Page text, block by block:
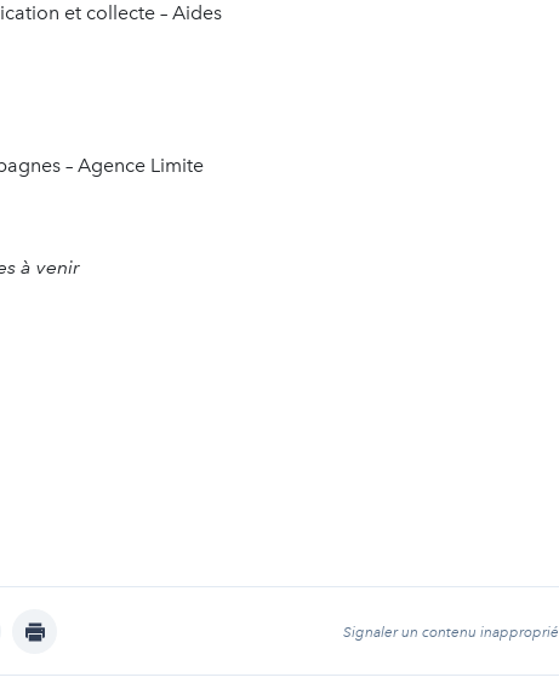
et collecte – Aides
– Agence Limite
à venir
print Signaler un contenu inapproprié